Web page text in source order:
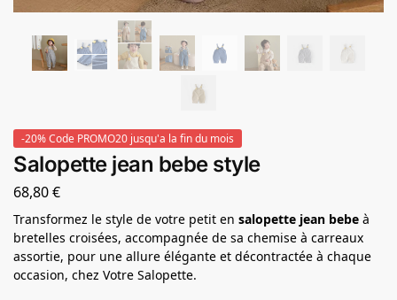
-20% Code PROMO20 jusqu'a la fin du mois
Salopette jean bebe style
68,80€
Transformez le style de votre petit en salopette jean bebe à
bretelles croisées, accompagnée de sa chemise à carreaux
assortie, pour une allure élégante et décontractée à chaque
occasion, chez Votre Salopette.